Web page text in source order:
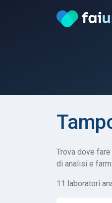
Trova dove fare
di analisi e
11 laboratori